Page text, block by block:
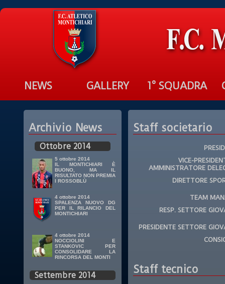
NEWS GALLERY 1° SQUADRA
Archivio News
Ottobre 2014
5 ottobre 2014
IL MONTICHIARI È
BUONO, MA IL
RISULTATO NON PREMIA
I ROSSOBLÙ
4 ottobre 2014
SPALENZA NUOVO DG
PER IL RILANCIO DEL
MONTICHIARI
4 ottobre 2014
NOCCIOLINI E
STANKOVIC PER
CONSOLIDARE LA
RINCORSA DEL MONTI
Settembre 2014
Staff societario
VICE-
AMMINISTRATORE
DIRETTORE
TEAM
RESP. SETTORE
PRESIDENTE SETTORE
Staff tecnico